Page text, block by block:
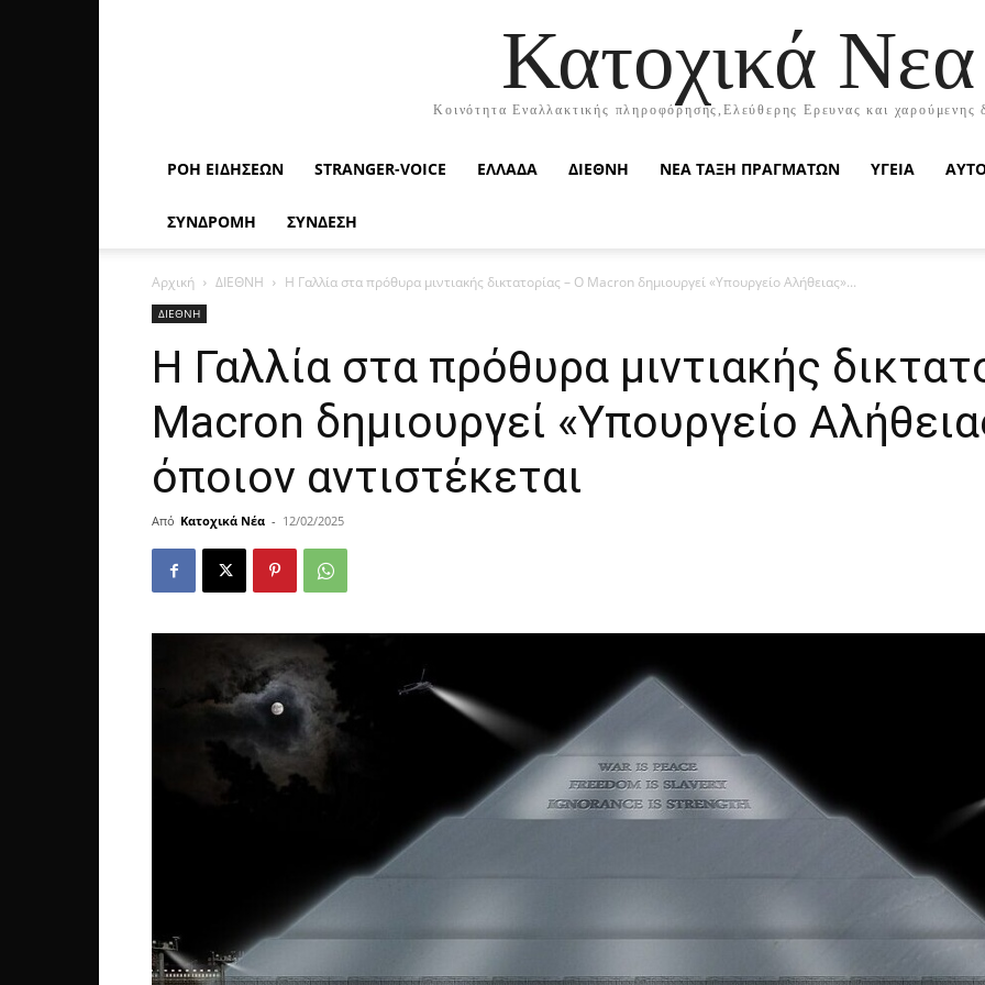
Κατοχικά Νεα
Κοινότητα Εναλλακτικής πληροφόρησης,Ελεύθερης Ερευνας και χαρούμενης
ΡΟΉ ΕΙΔΉΣΕΩΝ STRANGER-VOICE ΕΛΛΑΔΑ ΔΙΕΘΝΗ ΝΕΑ ΤΑΞΗ ΠΡΑΓΜΑΤΩΝ ΥΓΕΙΑ
ΣΥΝΔΡΟΜΗ ΣΥΝΔΕΣΗ
Αρχική ΔΙΕΘΝΗ Η Γαλλία στα πρόθυρα μιντιακής δικτατορίας – Ο Macron δημιουργεί «Υπουργείο Αλήθειας»...
ΔΙΕΘΝΗ
Η Γαλλία στα πρόθυρα μιντιακής
Macron δημιουργεί «Υπουργείο
όποιον αντιστέκεται
Από Κατοχικά Νέα - 12/02/2025